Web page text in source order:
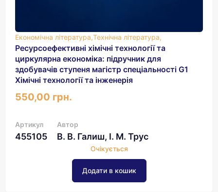
Економічна література,Технічна література,
Ресурсоефективні хімічні технології та
циркулярна економіка: підручник для
здобувачів ступеня магістр спеціальності G1
Хімічні технології та інженерія
550,00 грн.
Артикул
455105
Автор
В. В. Галиш, І. М. Трус
Очікується